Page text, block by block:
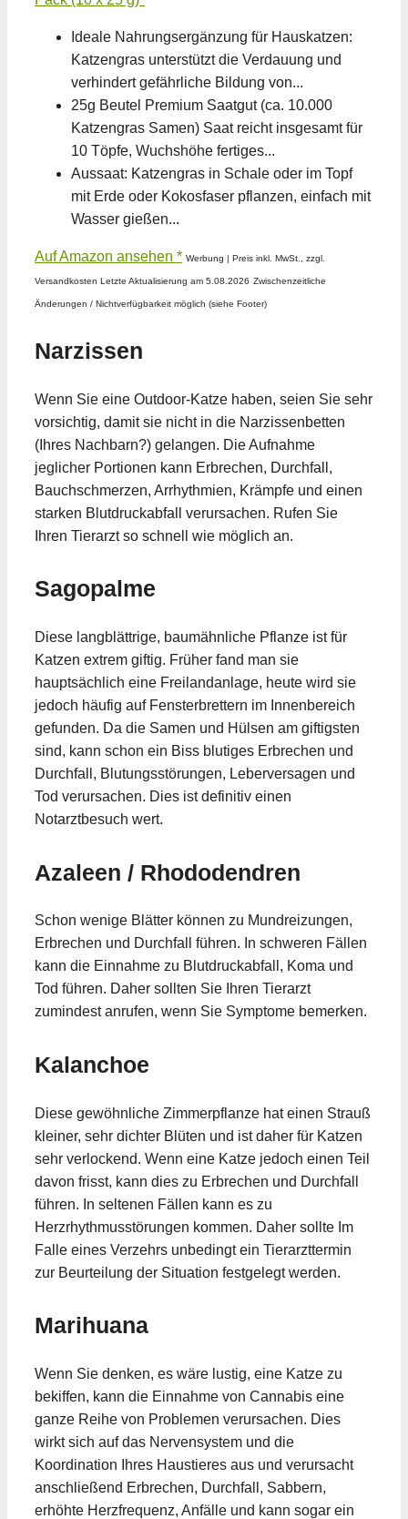
Ideale Nahrungsergänzung für Hauskatzen:
Katzengras unterstützt die Verdauung und
verhindert gefährliche Bildung von...
25g Beutel Premium Saatgut (ca. 10.000
Katzengras Samen) Saat reicht insgesamt für
10 Töpfe, Wuchshöhe fertiges...
Aussaat: Katzengras in Schale oder im Topf
mit Erde oder Kokosfaser pflanzen, einfach mit
Wasser gießen...
Auf Amazon ansehen * Werbung | Preis inkl. MwSt., zzgl.
Versandkosten Letzte Aktualisierung am 5.08.2026 Zwischenzeitliche
Änderungen / Nichtverfügbarkeit möglich (siehe Footer)
Narzissen
Wenn Sie eine Outdoor-Katze haben, seien Sie sehr
vorsichtig, damit sie nicht in die Narzissenbetten
(Ihres Nachbarn?) gelangen. Die Aufnahme
jeglicher Portionen kann Erbrechen, Durchfall,
Bauchschmerzen, Arrhythmien, Krämpfe und einen
starken Blutdruckabfall verursachen. Rufen Sie
Ihren Tierarzt so schnell wie möglich an.
Sagopalme
Diese langblättrige, baumähnliche Pflanze ist für
Katzen extrem giftig. Früher fand man sie
hauptsächlich eine Freilandanlage, heute wird sie
jedoch häufig auf Fensterbrettern im Innenbereich
gefunden. Da die Samen und Hülsen am giftigsten
sind, kann schon ein Biss blutiges Erbrechen und
Durchfall, Blutungsstörungen, Leberversagen und
Tod verursachen. Dies ist definitiv einen
Notarztbesuch wert.
Azaleen / Rhododendren
Schon wenige Blätter können zu Mundreizungen,
Erbrechen und Durchfall führen. In schweren Fällen
kann die Einnahme zu Blutdruckabfall, Koma und
Tod führen. Daher sollten Sie Ihren Tierarzt
zumindest anrufen, wenn Sie Symptome bemerken.
Kalanchoe
Diese gewöhnliche Zimmerpflanze hat einen Strauß
kleiner, sehr dichter Blüten und ist daher für Katzen
sehr verlockend. Wenn eine Katze jedoch einen Teil
davon frisst, kann dies zu Erbrechen und Durchfall
führen. In seltenen Fällen kann es zu
Herzrhythmusstörungen kommen. Daher sollte Im
Falle eines Verzehrs unbedingt ein Tierarzttermin
zur Beurteilung der Situation festgelegt werden.
Marihuana
Wenn Sie denken, es wäre lustig, eine Katze zu
bekiffen, kann die Einnahme von Cannabis eine
ganze Reihe von Problemen verursachen. Dies
wirkt sich auf das Nervensystem und die
Koordination Ihres Haustieres aus und verursacht
anschließend Erbrechen, Durchfall, Sabbern,
erhöhte Herzfrequenz, Anfälle und kann sogar ein